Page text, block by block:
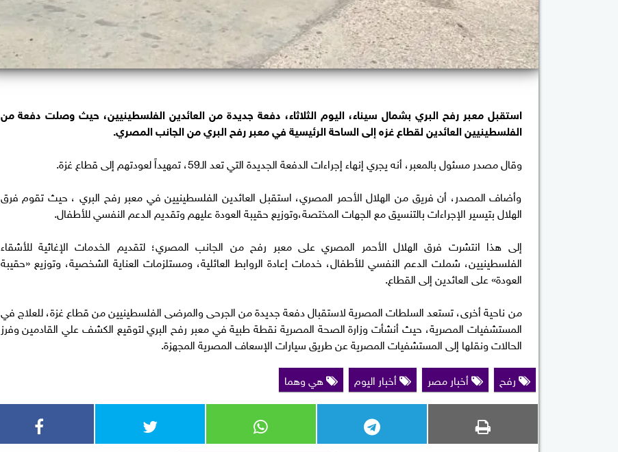
استقبل معبر رفح البري بشمال سيناء، اليوم الثلاثاء، دفعة جديدة من العائدين الفلسطينيين، حيث وصلت دفعة من
الفلسطينيين العائدين لقطاع غزه إلى الساحة الرئيسية في معبر رفح البري من الجانب المصري.
وقال مصدر مسئول بالمعبر، أنه يجري إنهاء إجراءات الدفعة الجديدة التي تعد الـ59، تمهيداً لعودتهم إلى قطاع غزة.
وأضاف المصدر، أن فريق من الهلال الأحمر المصري، استقبل العائدين الفلسطينيين في معبر رفح البري ، حيث تقوم فرق
الهلال بتيسير الإجراءات بالتنسيق مع الجهات المختصة،وتوزيع حقيبة العودة عليهم وتقديم الدعم النفسي للأطفال.
إلى هذا انتشرت فرق الهلال الأحمر المصري على معبر رفح من الجانب المصري؛ لتقديم الخدمات الإغاثية للأشقاء
الفلسطينيين، شملت الدعم النفسي للأطفال، خدمات إعادة الروابط العائلية، ومستلزمات العناية الشخصية، وتوزيع «حقيبة
العودة» على العائدين إلى القطاع.
من ناحية أخرى، تستعد السلطات المصرية لاستقبال دفعة جديدة من الجرحى والمرضى الفلسطينيين من قطاع غزة، للعلاج في
المستشفيات المصرية، حيث أنشأت وزارة الصحة المصرية نقطة طبية في معبر رفح البري لتوقيع الكشف علي القادمين وفرز
الحالات ونقلها إلى المستشفيات المصرية عن طريق سيارات الإسعاف المصرية المجهزة.
رفح
أخبار مصر أخبار اليوم هي وهما